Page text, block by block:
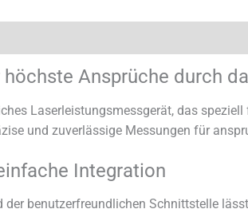
Ansprüche durch
Laserleistungsmessgerät, das
und zuverlässige Messungen für
Integration
der benutzerfreundlichen Schnittstelle